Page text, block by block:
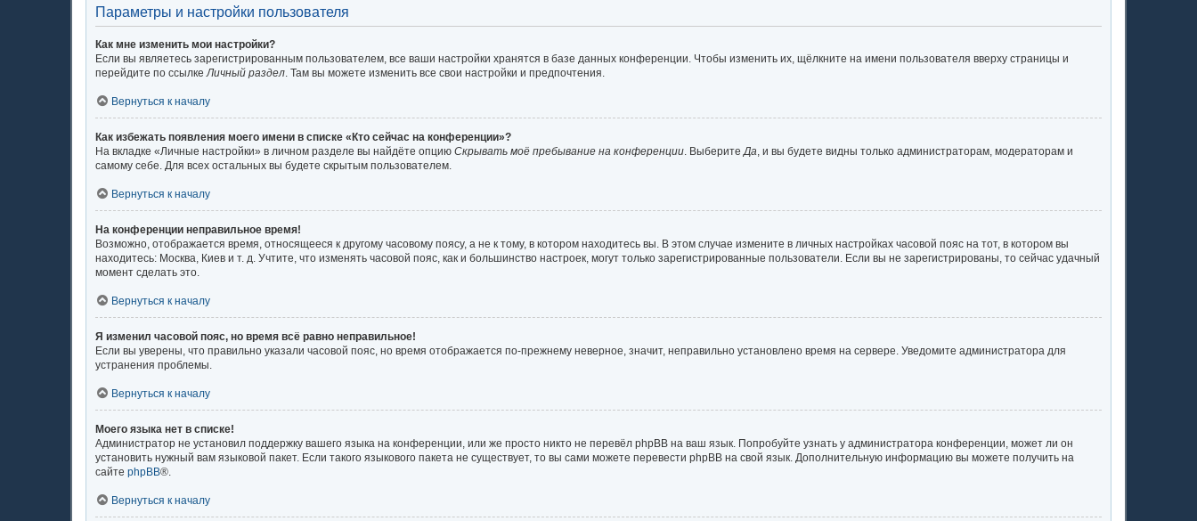
Параметры и настройки пользователя
Как мне изменить мои настройки?
Если вы являетесь зарегистрированным пользователем, все ваши настройки хранятся в базе данных конференции. Чтобы изменить их, щёлкните на имени пользователя вверху страницы и
перейдите по ссылке Личный раздел . Там вы можете изменить все свои настройки и предпочтения.
Вернуться к началу
Как избежать появления моего имени в списке «Кто сейчас на конференции»?
На вкладке «Личные настройки» в личном разделе вы найдёте опцию Скрывать моё пребывание на конференции . Выберите Да , и вы будете видны только администраторам, модераторам и
самому себе. Для всех остальных вы будете скрытым пользователем.
Вернуться к началу
На конференции неправильное время!
Возможно, отображается время, относящееся к другому часовому поясу, а не к тому, в котором находитесь вы. В этом случае измените в личных настройках часовой пояс на тот, в котором вы
находитесь: Москва, Киев и т. д. Учтите, что изменять часовой пояс, как и большинство настроек, могут только зарегистрированные пользователи. Если вы не зарегистрированы, то сейчас удачный
момент сделать это.
Вернуться к началу
Я изменил часовой пояс, но время всё равно неправильное!
Если вы уверены, что правильно указали часовой пояс, но время отображается по-прежнему неверное, значит, неправильно установлено время на сервере. Уведомите администратора для
устранения проблемы.
Вернуться к началу
Моего языка нет в списке!
Администратор не установил поддержку вашего языка на конференции, или же просто никто не перевёл phpBB на ваш язык. Попробуйте узнать у администратора конференции, может ли он
установить нужный вам языковой пакет. Если такого языкового пакета не существует, то вы сами можете перевести phpBB на свой язык. Дополнительную информацию вы можете получить на
сайте phpBB®.
Вернуться к началу